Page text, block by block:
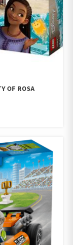
OF ROSA